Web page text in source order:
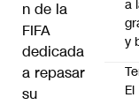
n de la
FIFA
dedicada
a repasar
su
a
y
El